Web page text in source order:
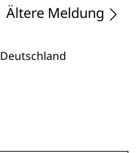
Ältere Meldung
Deutschland